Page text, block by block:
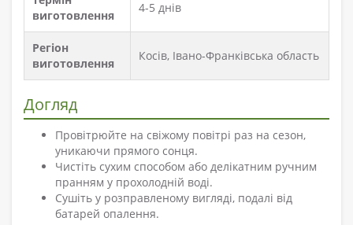
виготовлення
4-5 днів
Регіон
виготовлення
Косів, Івано-Франківська область
Догляд
Провітрюйте на свіжому повітрі раз на сезон,
уникаючи прямого сонця.
Чистіть сухим способом або делікатним ручним
пранням у прохолодній воді.
Сушіть у розправленому вигляді, подалі від
батарей опалення.